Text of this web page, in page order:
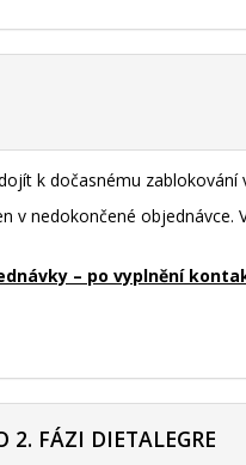
k dočasnému zablokování
v nedokončené objednávce.
– po vyplnění
2. FÁZI DIETALEGRE